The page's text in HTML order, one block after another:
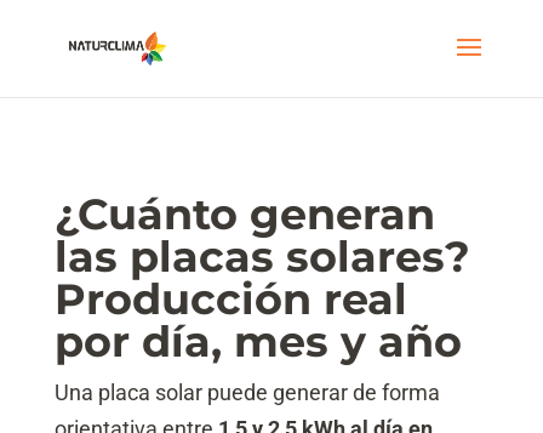
¿Cuánto generan
las placas solares?
Producción real
por día, mes y año
Una placa solar puede generar de forma